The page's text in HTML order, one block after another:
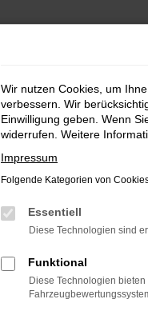
Wir nutzen Cookies, um
verbessern. Wir
Einwilligung geben. Wenn
widerrufen. Weitere
Impressum
Folgende Kategorien von
Essentiell
Diese Technologien sind
Funktional
Diese Technologien